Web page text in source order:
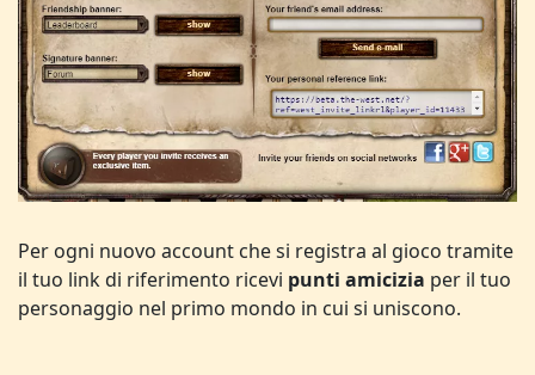
Per ogni nuovo account che si registra al gioco tramite
il tuo link di riferimento ricevi punti amicizia per il tuo
personaggio nel primo mondo in cui si uniscono.